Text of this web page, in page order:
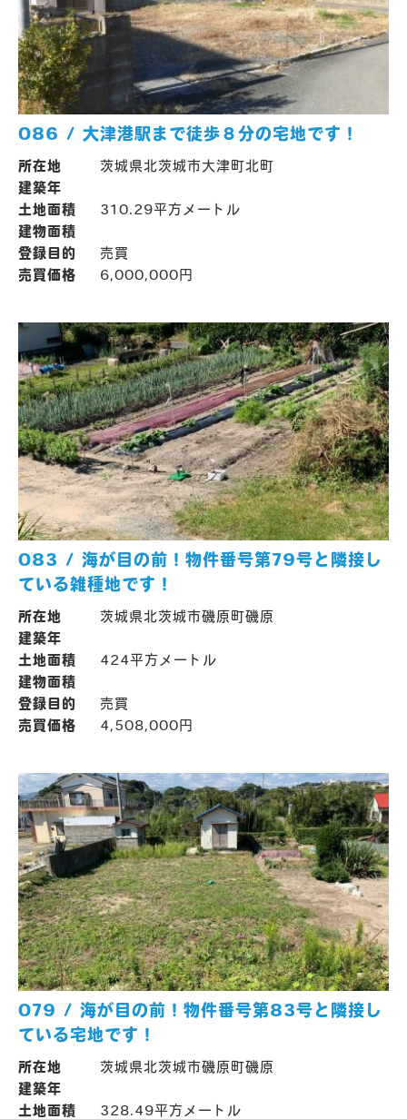
086 / 大津港駅まで徒歩８分の宅地です！
所在地
茨城県北茨城市大津町北町
建築年
土地面積
310.29平方メートル
建物面積
登録目的
売買
売買価格
6,000,000円
083 / 海が目の前！物件番号第79号と隣接し
ている雑種地です！
所在地
茨城県北茨城市磯原町磯原
建築年
土地面積
424平方メートル
建物面積
登録目的
売買
売買価格
4,508,000円
079 / 海が目の前！物件番号第83号と隣接し
ている宅地です！
所在地
茨城県北茨城市磯原町磯原
建築年
土地面積
328.49平方メートル